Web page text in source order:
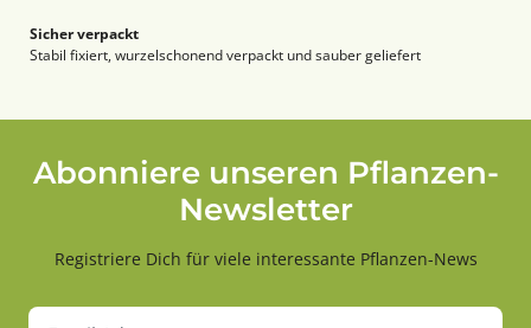
Sicher verpackt
Stabil fixiert, wurzelschonend verpackt und sauber geliefert
Abonniere unseren Pflanzen-
Newsletter
Registriere Dich für viele interessante Pflanzen-News